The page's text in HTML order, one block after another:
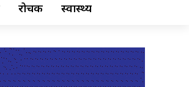
रोचक स्वास्थ्य